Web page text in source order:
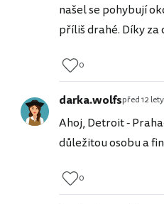
našel se pohybují
příliš drahé. Díky za
0
darka.wolfspřed 12 lety
Ahoj, Detroit -
důležitou osobu a
0